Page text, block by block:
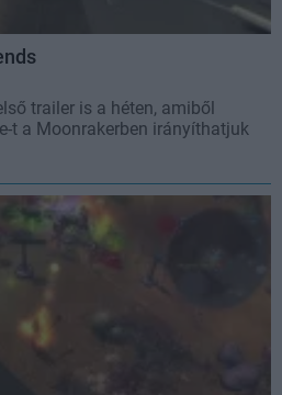
trailer is a héten, amiből
t a Moonrakerben irányíthatjuk